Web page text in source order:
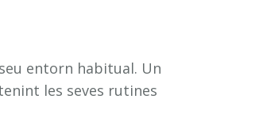
entorn habitual. Un
les seves rutines